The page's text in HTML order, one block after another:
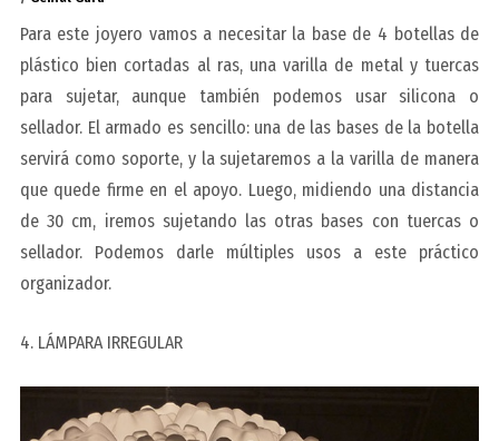
Para este joyero vamos a necesitar la base de 4 botellas de
plástico bien cortadas al ras, una varilla de metal y tuercas
para sujetar, aunque también podemos usar silicona o
sellador. El armado es sencillo: una de las bases de la botella
servirá como soporte, y la sujetaremos a la varilla de manera
que quede firme en el apoyo. Luego, midiendo una distancia
de 30 cm, iremos sujetando las otras bases con tuercas o
sellador. Podemos darle múltiples usos a este práctico
organizador.
4. LÁMPARA IRREGULAR